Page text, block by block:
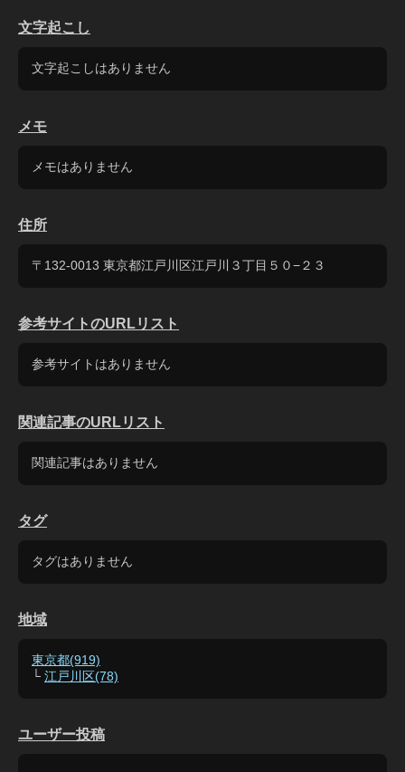
文字起こし
文字起こしはありません
メモ
メモはありません
住所
〒132-0013 東京都江戸川区江戸川３丁目５０−２３
参考サイトのURLリスト
参考サイトはありません
関連記事のURLリスト
関連記事はありません
タグ
タグはありません
地域
東京都(919)
└ 江戸川区(78)
ユーザー投稿